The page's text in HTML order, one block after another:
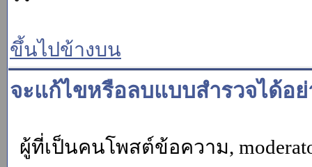
ขึ้นไปข้างบน
จะแก้ไขหรือลบแบบสำรวจได้อย่
ผู้ที่เป็นคนโพสต์ข้อความ,